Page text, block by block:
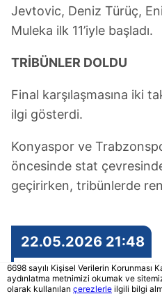
Jevtovic, Deniz Türüç,
Muleka ilk 11’iyle başladı.
TRİBÜNLER DOLDU
Final karşılaşmasına iki
ilgi gösterdi.
Konyaspor ve
öncesinde stat
geçirirken, tribünlerde
22.05.2026 21:48
FATİH TEKKE’DEN
6698 sayılı Kişisel Verilerin Korunması
aydınlatma metnimizi okumak ve
olarak kullanılan çerezlerle ilgili bilgi